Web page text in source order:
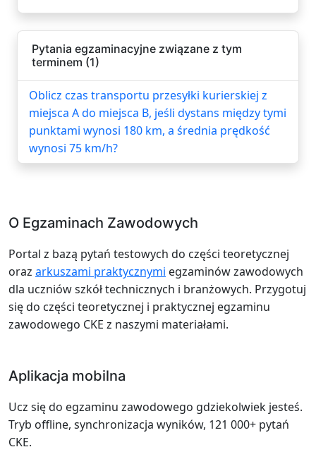
Pytania egzaminacyjne związane z tym
terminem (1)
Oblicz czas transportu przesyłki kurierskiej z
miejsca A do miejsca B, jeśli dystans między tymi
punktami wynosi 180 km, a średnia prędkość
wynosi 75 km/h?
O Egzaminach Zawodowych
Portal z bazą pytań testowych do części teoretycznej
oraz arkuszami praktycznymi egzaminów zawodowych
dla uczniów szkół technicznych i branżowych. Przygotuj
się do części teoretycznej i praktycznej egzaminu
zawodowego CKE z naszymi materiałami.
Aplikacja mobilna
Ucz się do egzaminu zawodowego gdziekolwiek jesteś.
Tryb offline, synchronizacja wyników, 121 000+ pytań
CKE.